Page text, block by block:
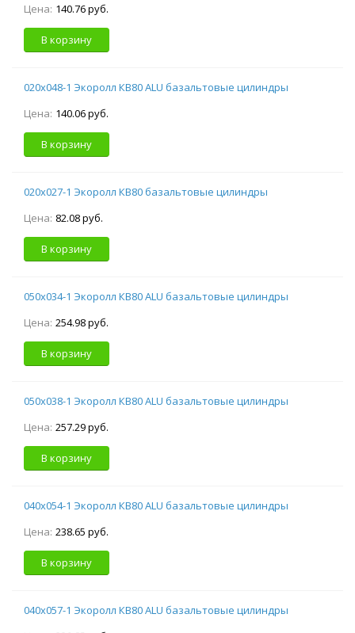
Цена: 140.76 руб.
В корзину
020х048-1 Экоролл КВ80 ALU базальтовые цилиндры
Цена: 140.06 руб.
В корзину
020х027-1 Экоролл КВ80 базальтовые цилиндры
Цена: 82.08 руб.
В корзину
050х034-1 Экоролл КВ80 ALU базальтовые цилиндры
Цена: 254.98 руб.
В корзину
050х038-1 Экоролл КВ80 ALU базальтовые цилиндры
Цена: 257.29 руб.
В корзину
040х054-1 Экоролл КВ80 ALU базальтовые цилиндры
Цена: 238.65 руб.
В корзину
040х057-1 Экоролл КВ80 ALU базальтовые цилиндры